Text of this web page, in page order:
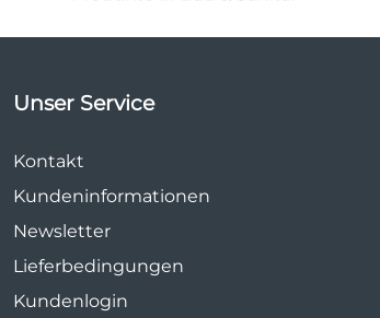
Unser Service
Kontakt
Kundeninformationen
Newsletter
Lieferbedingungen
Kundenlogin